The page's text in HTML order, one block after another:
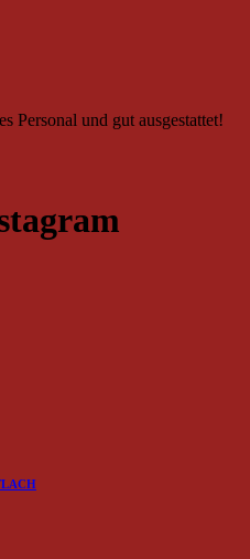
Personal und gut ausgestattet!